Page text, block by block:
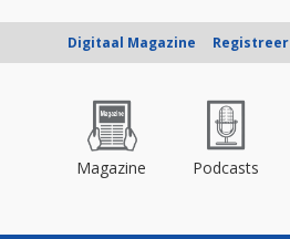
Digitaal Magazine Registreer
Magazine Podcasts